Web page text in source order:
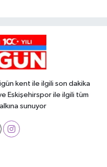
kent ile ilgili son dakika
Eskişehirspor ile ilgili tüm
sunuyor